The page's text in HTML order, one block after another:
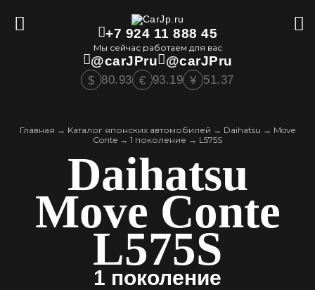
+7 924 11 888 45
Мы сейчас работаем для вас
@carJPru @carJPru
$ 80.93 € 93.19 ¥ 51.37
Главная → Kаталог японских автомобилей → Daihatsu → Move
Conte → 1 поколение → L575S
Daihatsu
Move Conte
L575S
1 поколение